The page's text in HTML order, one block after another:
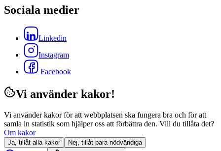
Sociala medier
Linkedin
Instagram
Facebook
Vi använder kakor!
Vi använder kakor för att webbplatsen ska fungera bra och för att
samla in statistik som hjälper oss att förbättra den. Vill du tillåta det?
Om kakor
Ja, tillåt alla kakor Nej, tillåt bara nödvändiga